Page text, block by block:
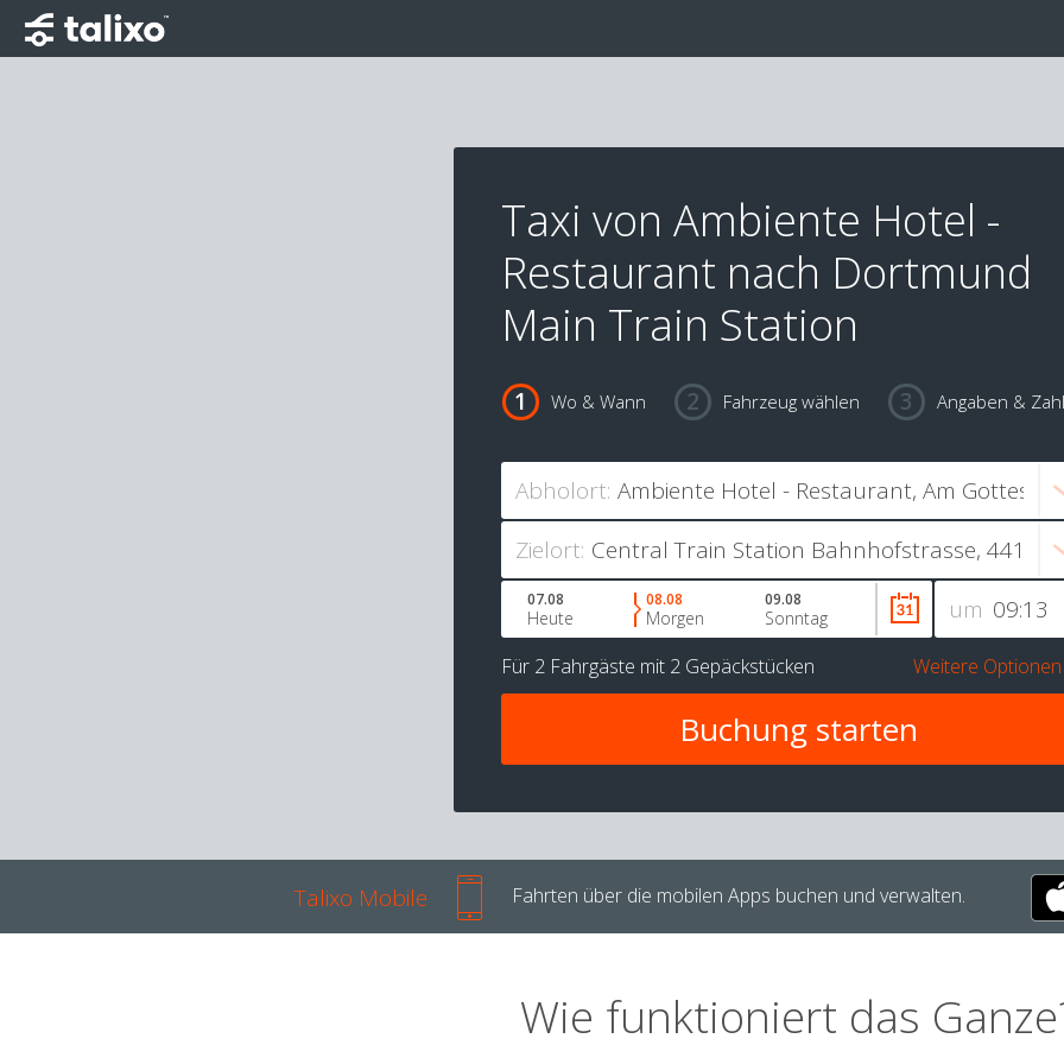
Taxi von Ambiente Hotel -
Restaurant nach Dortmund
Main Train Station
Wo & Wann Fahrzeug wählen Angaben &
Abholort:
Zielort:
um
07.08
Heute
08.08
Morgen
09.08
Sonntag
Für 2 Fahrgäste mit 2 Gepäckstücken Weitere Optionen
Talixo Mobile Fahrten über die mobilen Apps buchen und verwalten.
Wie funktioniert das